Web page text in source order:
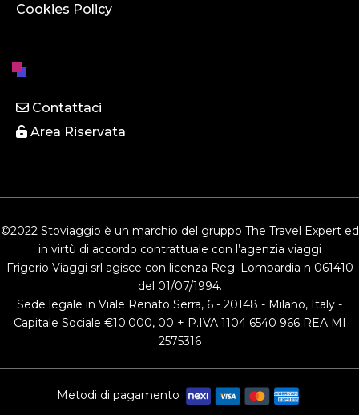
Cookies Policy
Contattaci
Area Riservata
©2022 Stoviaggio è un marchio del gruppo The Travel Expert ed
in virtù di accordo contrattuale con l’agenzia viaggi
Frigerio Viaggi srl agisce con licenza Reg. Lombardia n 061410
del 01/07/1994.
Sede legale in Viale Renato Serra, 6 - 20148 - Milano, Italy -
Capitale Sociale €10.000, 00 + P.IVA 1104 6540 966 REA MI
2575316
Metodi di pagamento